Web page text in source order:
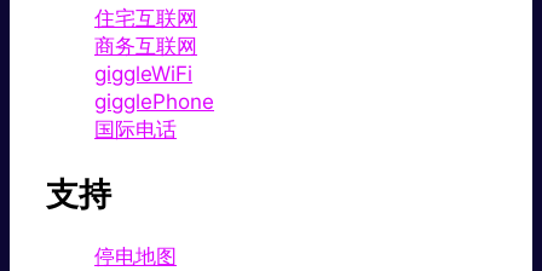
住宅互联网
商务互联网
giggleWiFi
gigglePhone
国际电话
支持
停电地图